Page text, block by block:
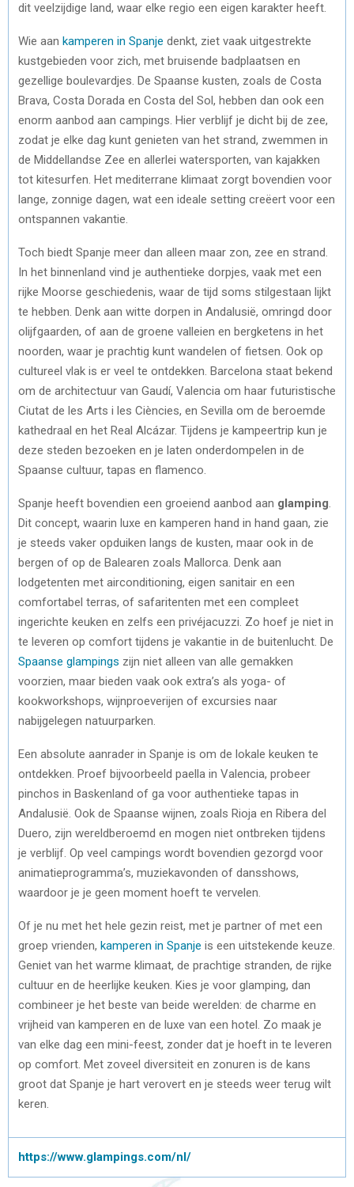
dit veelzijdige land, waar elke regio een eigen karakter heeft.
Wie aan kamperen in Spanje denkt, ziet vaak uitgestrekte
kustgebieden voor zich, met bruisende badplaatsen en
gezellige boulevardjes. De Spaanse kusten, zoals de Costa
Brava, Costa Dorada en Costa del Sol, hebben dan ook een
enorm aanbod aan campings. Hier verblijf je dicht bij de zee,
zodat je elke dag kunt genieten van het strand, zwemmen in
de Middellandse Zee en allerlei watersporten, van kajakken
tot kitesurfen. Het mediterrane klimaat zorgt bovendien voor
lange, zonnige dagen, wat een ideale setting creëert voor een
ontspannen vakantie.
Toch biedt Spanje meer dan alleen maar zon, zee en strand.
In het binnenland vind je authentieke dorpjes, vaak met een
rijke Moorse geschiedenis, waar de tijd soms stilgestaan lijkt
te hebben. Denk aan witte dorpen in Andalusië, omringd door
olijfgaarden, of aan de groene valleien en bergketens in het
noorden, waar je prachtig kunt wandelen of fietsen. Ook op
cultureel vlak is er veel te ontdekken. Barcelona staat bekend
om de architectuur van Gaudí, Valencia om haar futuristische
Ciutat de les Arts i les Ciències, en Sevilla om de beroemde
kathedraal en het Real Alcázar. Tijdens je kampeertrip kun je
deze steden bezoeken en je laten onderdompelen in de
Spaanse cultuur, tapas en flamenco.
Spanje heeft bovendien een groeiend aanbod aan glamping
Dit concept, waarin luxe en kamperen hand in hand gaan, zie
je steeds vaker opduiken langs de kusten, maar ook in de
bergen of op de Balearen zoals Mallorca. Denk aan
lodgetenten met airconditioning, eigen sanitair en een
comfortabel terras, of safaritenten met een compleet
ingerichte keuken en zelfs een privéjacuzzi. Zo hoef je niet in
te leveren op comfort tijdens je vakantie in de buitenlucht. De
Spaanse glampings zijn niet alleen van alle gemakken
voorzien, maar bieden vaak ook extra’s als yoga- of
kookworkshops, wijnproeverijen of excursies naar
nabijgelegen natuurparken.
Een absolute aanrader in Spanje is om de lokale keuken te
ontdekken. Proef bijvoorbeeld paella in Valencia, probeer
pinchos in Baskenland of ga voor authentieke tapas in
Andalusië. Ook de Spaanse wijnen, zoals Rioja en Ribera del
Duero, zijn wereldberoemd en mogen niet ontbreken tijdens
je verblijf. Op veel campings wordt bovendien gezorgd voor
animatieprogramma’s, muziekavonden of dansshows,
waardoor je je geen moment hoeft te vervelen.
Of je nu met het hele gezin reist, met je partner of met een
groep vrienden, kamperen in Spanje is een uitstekende keuze.
Geniet van het warme klimaat, de prachtige stranden, de rijke
cultuur en de heerlijke keuken. Kies je voor glamping, dan
combineer je het beste van beide werelden: de charme en
vrijheid van kamperen en de luxe van een hotel. Zo maak je
van elke dag een mini-feest, zonder dat je hoeft in te leveren
op comfort. Met zoveel diversiteit en zonuren is de kans
groot dat Spanje je hart verovert en je steeds weer terug wilt
keren.
https://www.glampings.com/nl/